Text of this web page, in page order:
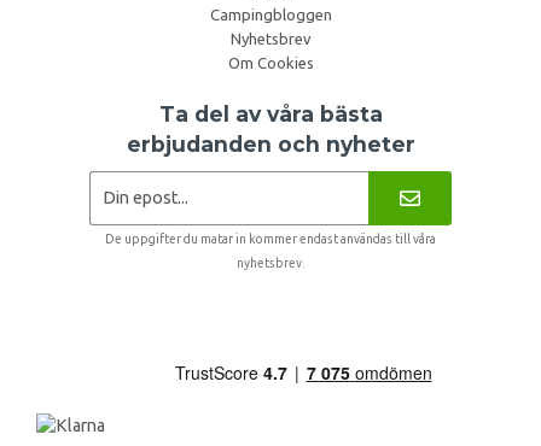
Campingbloggen
Nyhetsbrev
Om Cookies
Ta del av våra bästa
erbjudanden och nyheter
De uppgifter du matar in kommer endast användas till våra
nyhetsbrev.